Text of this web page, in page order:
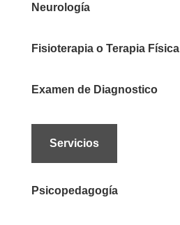
Neurología
Fisioterapia o Terapia Física
Examen de Diagnostico
Servicios
Psicopedagogía